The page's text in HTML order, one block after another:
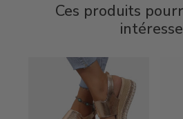
Ces produits